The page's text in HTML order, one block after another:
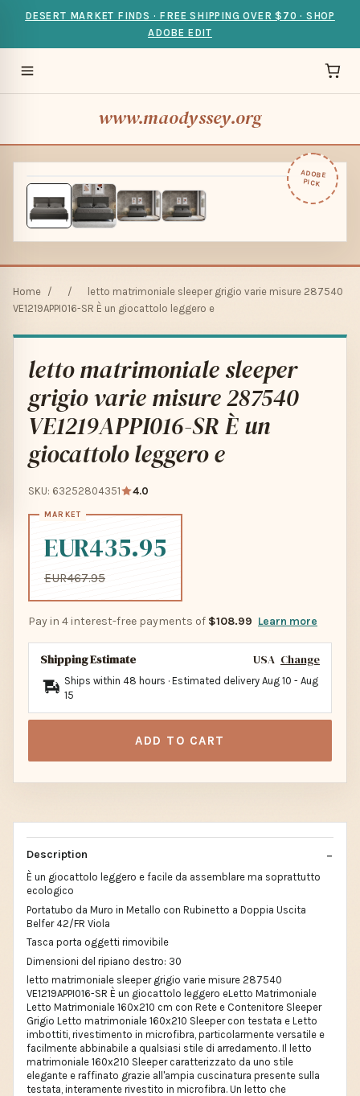
DESERT MARKET FINDS · FREE SHIPPING OVER $70 · SHOP
ADOBE EDIT
www.maodyssey.org
ADOBE
PICK
Home / /
letto matrimoniale sleeper grigio varie misure 287540
VE1219APPI016-SR È un giocattolo leggero e
letto matrimoniale sleeper
grigio varie misure 287540
VE1219APPI016-SR È un
giocattolo leggero e
SKU: 63252804351 4.0
EUR435.95
EUR467.95
Pay in 4 interest-free payments of $108.99 Learn more
Shipping Estimate USA Change
Ships within 48 hours · Estimated delivery Aug 10 - Aug
15
ADD TO CART
Description
È un giocattolo leggero e facile da assemblare ma soprattutto
ecologico
Portatubo da Muro in Metallo con Rubinetto a Doppia Uscita
Belfer 42/FR Viola
Tasca porta oggetti rimovibile
Dimensioni del ripiano destro: 30
letto matrimoniale sleeper grigio varie misure 287540
VE1219APPI016-SR È un giocattolo leggero eLetto Matrimoniale
Letto Matrimoniale 160x210 cm con Rete e Contenitore Sleeper
Grigio Letto matrimoniale 160x210 Sleeper con testata e Letto
imbottiti, rivestimento in microfibra, particolarmente versatile e
facilmente abbinabile a qualsiasi stile di arredamento. Il letto
matrimoniale 160x210 Sleeper caratterizzato da uno stile
elegante e raffinato grazie all'ampia cuscinatura presente sulla
testata, interamente rivestito in microfibra. Un letto che